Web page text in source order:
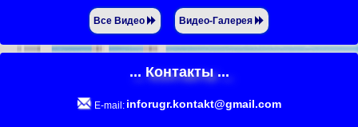
Все Видео Видео-Галерея
... Контакты ...
E-mail: inforugr.kontakt@gmail.com